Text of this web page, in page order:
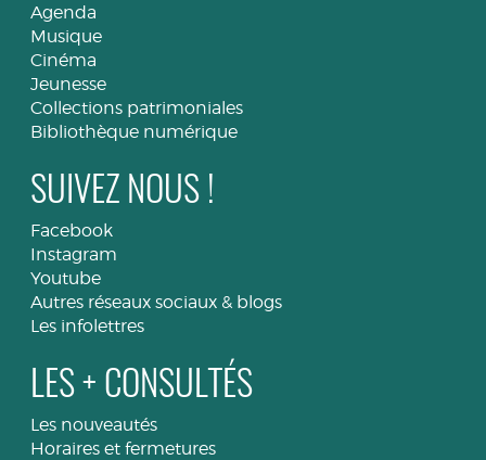
Agenda
Musique
Cinéma
Jeunesse
Collections patrimoniales
Bibliothèque numérique
SUIVEZ NOUS !
Facebook
Instagram
Youtube
Autres réseaux sociaux & blogs
Les infolettres
LES + CONSULTÉS
Les nouveautés
Horaires et fermetures